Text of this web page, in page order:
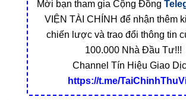
Mời bạn tham gia Cộng Đồng
VIỆN TÀI CHÍNH để nhận thêm
chiến lược và trao đổi thông tin
100.000 Nhà Đầu Tư!!!
Channel Tín Hiệu Giao
https://t.me/